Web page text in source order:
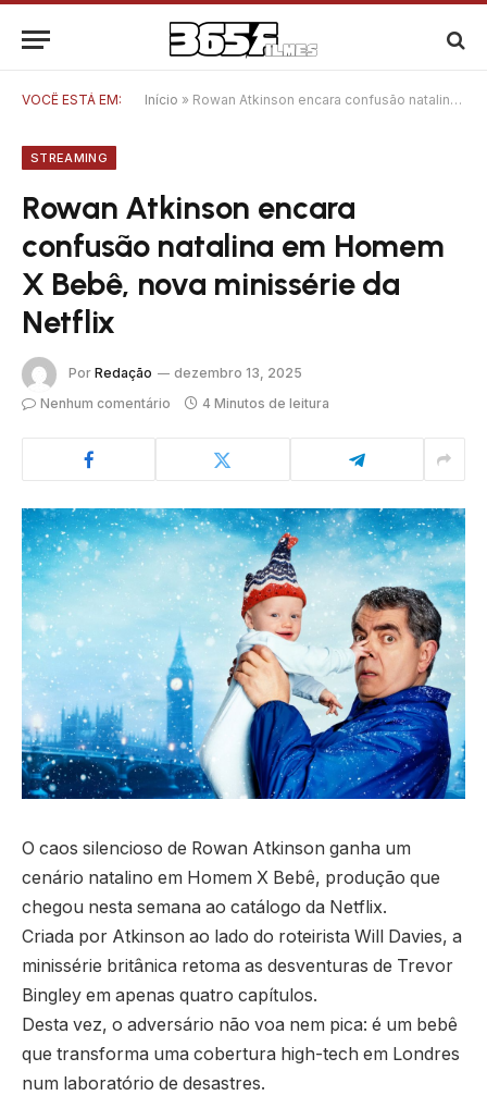
VOCÊ ESTÁ EM: Início » Rowan Atkinson encara confusão natalina em Homem X Bebê, nova minissérie da Netflix
STREAMING
Rowan Atkinson encara
confusão natalina em Homem
X Bebê, nova minissérie da
Netflix
Por Redação
dezembro 13, 2025
Nenhum comentário
4 Minutos de leitura
O caos silencioso de Rowan Atkinson ganha um
cenário natalino em Homem X Bebê, produção que
chegou nesta semana ao catálogo da Netflix.
Criada por Atkinson ao lado do roteirista Will Davies, a
minissérie britânica retoma as desventuras de Trevor
Bingley em apenas quatro capítulos.
Desta vez, o adversário não voa nem pica: é um bebê
que transforma uma cobertura high-tech em Londres
num laboratório de desastres.